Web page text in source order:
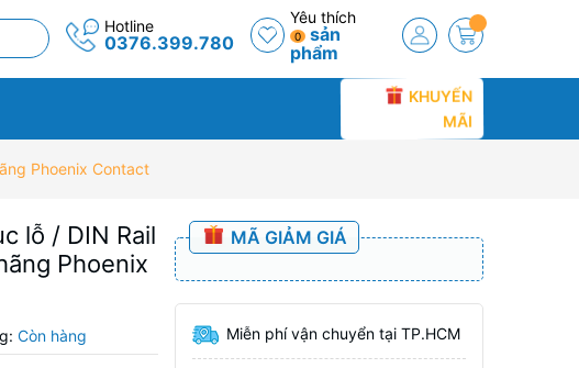
Hotline
0376.399.780
Yêu thích
0
sản
phẩm
KHUYẾN
MÃI
Phoenix Contact
lỗ / DIN Rail
Phoenix
Còn hàng
MÃ GIẢM GIÁ
Miễn phí vận chuyển tại TP.HCM